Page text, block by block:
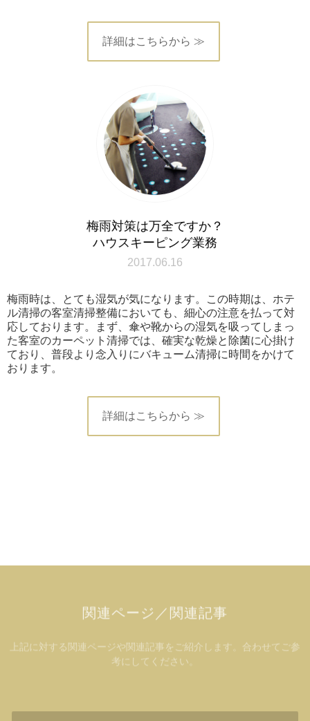
詳細はこちらから ≫
梅雨対策は万全ですか？
ハウスキーピング業務
2017.06.16
梅雨時は、とても湿気が気になります。この時期は、ホテ
ル清掃の客室清掃整備においても、細心の注意を払って対
応しております。まず、傘や靴からの湿気を吸ってしまっ
た客室のカーペット清掃では、確実な乾燥と除菌に心掛け
ており、普段より念入りにバキューム清掃に時間をかけて
おります。
詳細はこちらから ≫
関連ページ／関連記事
上記に対する関連ページや関連記事をご紹介します。合わせてご参
考にしてください。